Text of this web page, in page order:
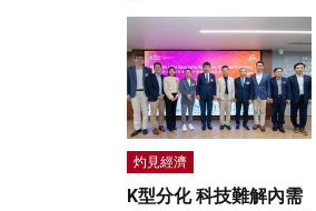
灼見經濟
K型分化 科技難解內需